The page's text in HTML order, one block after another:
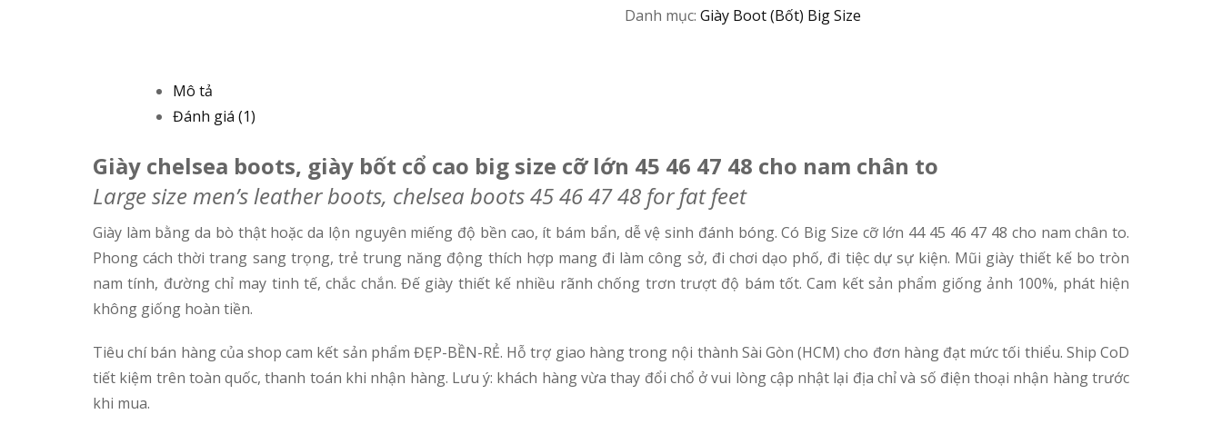
Danh mục: Giày Boot (Bốt) Big Size
Mô tả
Đánh giá (1)
Giày chelsea boots, giày bốt cổ cao big size cỡ lớn 45 46 47 48 cho nam chân to
Large size men’s leather boots, chelsea boots 45 46 47 48 for fat feet
Giày làm bằng da bò thật hoặc da lộn nguyên miếng độ bền cao, ít bám bẩn, dễ vệ sinh đánh bóng. Có Big Size cỡ lớn 44 45 46 47 48 cho nam chân to.
Phong cách thời trang sang trọng, trẻ trung năng động thích hợp mang đi làm công sở, đi chơi dạo phố, đi tiệc dự sự kiện. Mũi giày thiết kế bo tròn
nam tính, đường chỉ may tinh tế, chắc chắn. Đế giày thiết kế nhiều rãnh chống trơn trượt độ bám tốt. Cam kết sản phẩm giống ảnh 100%, phát hiện
không giống hoàn tiền.
Tiêu chí bán hàng của shop cam kết sản phẩm ĐẸP-BỀN-RẺ. Hỗ trợ giao hàng trong nội thành Sài Gòn (HCM) cho đơn hàng đạt mức tối thiểu. Ship CoD
tiết kiệm trên toàn quốc, thanh toán khi nhận hàng. Lưu ý: khách hàng vừa thay đổi chổ ở vui lòng cập nhật lại địa chỉ và số điện thoại nhận hàng trước
khi mua.